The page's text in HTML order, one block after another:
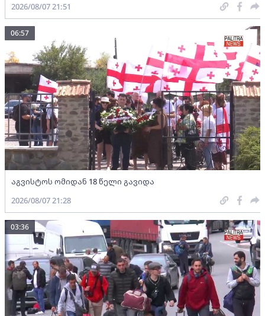
2026/08/07 21:51
აგვისტოს ომიდან 18 წელი გავიდა
06:57
2026/08/07 21:28
03:36